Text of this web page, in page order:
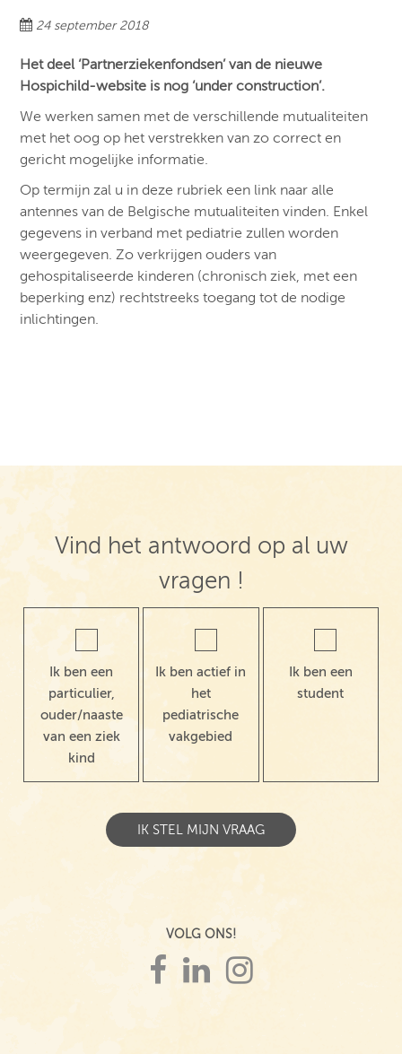
24 september 2018
Het deel ‘Partnerziekenfondsen’ van de nieuwe
Hospichild-website is nog ‘under construction’.
We werken samen met de verschillende mutualiteiten
met het oog op het verstrekken van zo correct en
gericht mogelijke informatie.
Op termijn zal u in deze rubriek een link naar alle
antennes van de Belgische mutualiteiten vinden. Enkel
gegevens in verband met pediatrie zullen worden
weergegeven. Zo verkrijgen ouders van
gehospitaliseerde kinderen (chronisch ziek, met een
beperking enz) rechtstreeks toegang tot de nodige
inlichtingen.
Vind het antwoord op al uw
vragen !
Ik ben een
particulier,
ouder/naaste
van een ziek
kind
Ik ben actief in
het
pediatrische
vakgebied
Ik ben een
student
VOLG ONS!